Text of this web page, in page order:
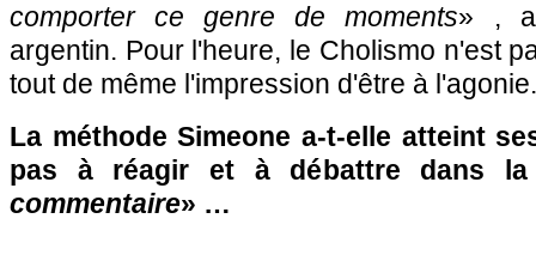
comporter ce genre de moments» , a
argentin. Pour l'heure, le Cholismo n'est
tout de même l'impression d'être à
La méthode Simeone a-t-elle atteint
pas à réagir et à débattre dans
commentaire» …